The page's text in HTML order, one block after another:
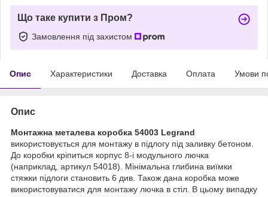
Що таке купити з Пром?
Замовлення під захистом
Опис Характеристики Доставка Оплата Умови
Опис
Монтажна металева коробка 54003 Legrand
використовується для монтажу в підлогу під заливку бетоном.
До коробки кріпиться корпус 8-і модульного лючка
(наприклад, артикул 54018). Мінімальна глибина виїмки
стяжки підлоги становить 6 див. Також дана коробка може
використовуватися для монтажу лючка в стіл. В цьому випадку